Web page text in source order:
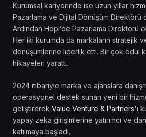
Kurumsal kariyerinde ise uzun yıllar
Pazarlama ve Dijital Dönüşüm Direktörü
Ardından Hopi’de Pazarlama Direktörü
Her iki kurumda da markaların stratejik
dönüşümlerine liderlik etti. Bir çok ödül
hikayeleri yarattı.
2024 itibariyle marka ve ajanslara
operasyonel destek sunan yeni bir
geliştirerek Value Venture & Partners'ı
yapay zeka girişimlerine yatırımcı ve
katılmaya başladı.